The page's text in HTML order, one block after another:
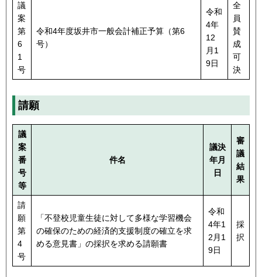
議
案
第
6
1
号
令和4年度坂井市一般会計補正予算（第6
号）
令和
4年
12
月1
9日
全
員
賛
成
可
決
請願
議
案
番
号
等
件名
議決
年月
日
審
議
結
果
請
願
第
4
号
「不登校児童生徒に対して多様な学習機会
の確保のための経済的支援制度の確立を求
める意見書」の採択を求める請願書
令和
4年1
2月1
9日
採
択